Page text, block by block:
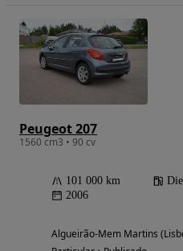
Peugeot 207
1560 cm3 • 90 cv
101 000 km
2006
Algueirão-Mem Martins